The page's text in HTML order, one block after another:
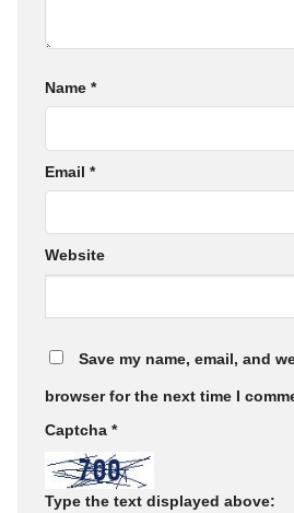
Name *
Email *
Website
Save my name, email, and
browser for the next time I
Captcha *
Type the text displayed above: